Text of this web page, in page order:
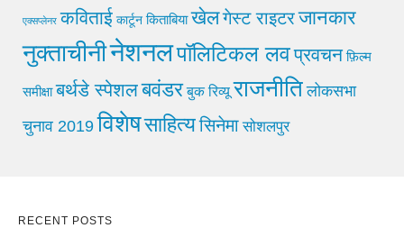
एक्सप्लेनर कविताई कार्टून किताबिया खेलगेस्ट राइटरजानकार
नुक्ताचीनीनेशनलपॉलिटिकल लवप्रवचन फ़िल्म
समीक्षा बर्थडे स्पेशलबवंडर बुक रिव्यू राजनीति लोकसभा
चुनाव 2019 विशेषसाहित्यसिनेमा सोशलपुर
RECENT POSTS